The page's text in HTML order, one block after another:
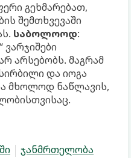
გეხმარებათ,
შემთხვევაში
საბოლოოდ:
ვარჯიშები
არსებობს. მაგრამ
და იოგა
მხოლოდ ნაწლავის,
ჯანმრთელობა